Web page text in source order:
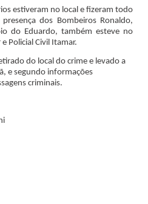
estiveram no local e fizeram todo
dos Bombeiros Ronaldo,
do Eduardo, também esteve no
Policial Civil Itamar.
do local do crime e levado a
e segundo informações
criminais.